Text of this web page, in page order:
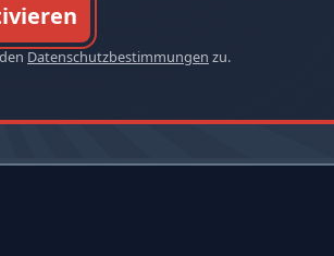
Datenschutzbestimmungen zu.